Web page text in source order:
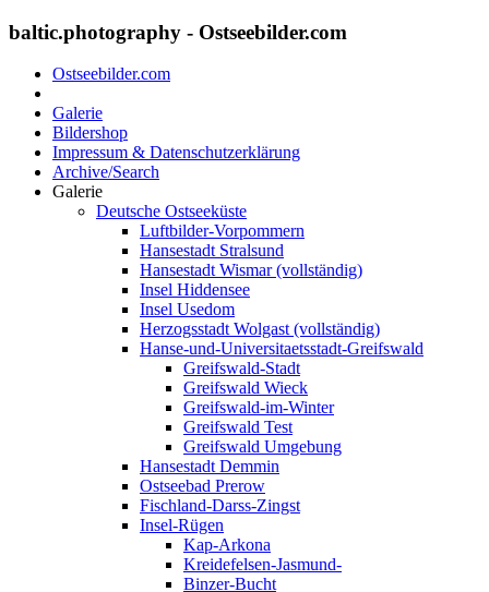
baltic.photography - Ostseebilder.com
Ostseebilder.com
Galerie
Bildershop
Impressum & Datenschutzerklärung
Archive/Search
Galerie
Deutsche Ostseeküste
Luftbilder-Vorpommern
Hansestadt Stralsund
Hansestadt Wismar (vollständig)
Insel Hiddensee
Insel Usedom
Herzogsstadt Wolgast (vollständig)
Hanse-und-Universitaetsstadt-Greifswald
Greifswald-Stadt
Greifswald Wieck
Greifswald-im-Winter
Greifswald Test
Greifswald Umgebung
Hansestadt Demmin
Ostseebad Prerow
Fischland-Darss-Zingst
Insel-Rügen
Kap-Arkona
Kreidefelsen-Jasmund-
Binzer-Bucht